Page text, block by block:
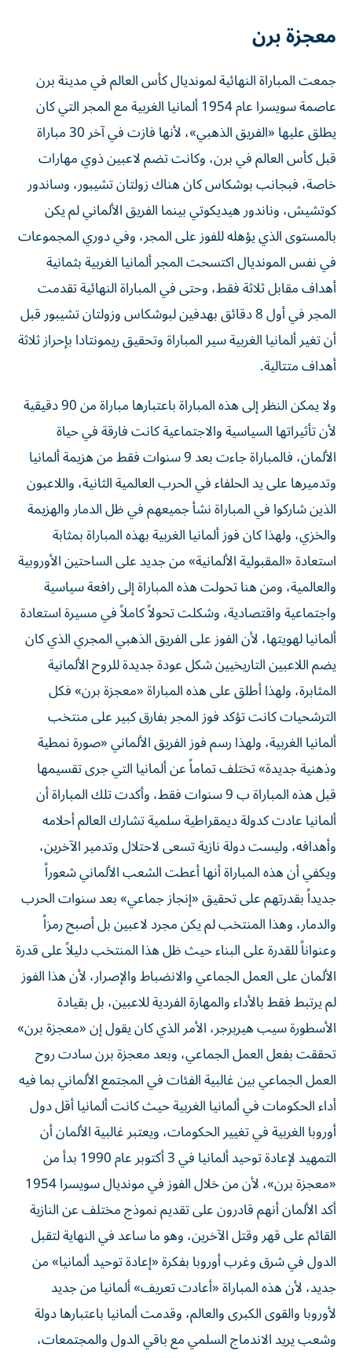
معجزة برن
جمعت المباراة النهائية لمونديال كأس العالم في مدينة برن
عاصمة سويسرا عام 1954 ألمانيا الغربية مع المجر التي كان
يطلق عليها «الفريق الذهبي»، لأنها فازت في آخر 30 مباراة
قبل كأس العالم في برن، وكانت تضم لاعبين ذوي مهارات
خاصة، فبجانب بوشكاس كان هناك زولتان تشيبور، وساندور
كوتشيش، وناندور هيديكوتي بينما الفريق الألماني لم يكن
بالمستوى الذي يؤهله للفوز على المجر، وفي دوري المجموعات
في نفس المونديال اكتسحت المجر ألمانيا الغربية بثمانية
أهداف مقابل ثلاثة فقط، وحتى في المباراة النهائية تقدمت
المجر في أول 8 دقائق بهدفين لبوشكاس وزولتان تشيبور قبل
أن تغير ألمانيا الغربية سير المباراة وتحقيق ريمونتادا بإحراز ثلاثة
أهداف متتالية.
ولا يمكن النظر إلى هذه المباراة باعتبارها مباراة من 90 دقيقية
لأن تأثيراتها السياسية والاجتماعية كانت فارقة في حياة
الألمان، فالمباراة جاءت بعد 9 سنوات فقط من هزيمة ألمانيا
وتدميرها على يد الحلفاء في الحرب العالمية الثانية، واللاعبون
الذين شاركوا في المباراة نشأ جميعهم في ظل الدمار والهزيمة
والخزي، ولهذا كان فوز ألمانيا الغربية بهذه المباراة بمثابة
استعادة «المقبولية الألمانية» من جديد على الساحتين الأوروبية
والعالمية، ومن هنا تحولت هذه المباراة إلى رافعة سياسية
واجتماعية واقتصادية، وشكلت تحولاً كاملاً في مسيرة استعادة
ألمانيا لهويتها، لأن الفوز على الفريق الذهبي المجري الذي كان
يضم اللاعبين التاريخيين شكل عودة جديدة للروح الألمانية
المثابرة، ولهذا أطلق على هذه المباراة «معجزة برن» فكل
الترشحيات كانت تؤكد فوز المجر بفارق كبير على منتخب
ألمانيا الغربية، ولهذا رسم فوز الفريق الألماني «صورة نمطية
وذهنية جديدة» تختلف تماماً عن ألمانيا التي جرى تقسيمها
قبل هذه المباراة ب 9 سنوات فقط، وأكدت تلك المباراة أن
ألمانيا عادت كدولة ديمقراطية سلمية تشارك العالم أحلامه
وأهدافه، وليست دولة نازية تسعى لاحتلال وتدمير الآخرين،
ويكفي أن هذه المباراة أنها أعطت الشعب الألماني شعوراً
جديداً بقدرتهم على تحقيق «إنجاز جماعي» بعد سنوات الحرب
والدمار، وهذا المنتخب لم يكن مجرد لاعبين بل أصبح رمزاً
وعنواناً للقدرة على البناء حيث ظل هذا المنتخب دليلاً على قدرة
الألمان على العمل الجماعي والانضباط والإصرار، لأن هذا الفوز
لم يرتبط فقط بالأداء والمهارة الفردية للاعبين، بل بقيادة
الأسطورة سيب هيربرجر، الأمر الذي كان يقول إن «معجزة برن»
تحققت بفعل العمل الجماعي، وبعد معجزة برن سادت روح
العمل الجماعي بين غالبية الفئات في المجتمع الألماني بما فيه
أداء الحكومات في ألمانيا الغربية حيث كانت ألمانيا أقل دول
أوروبا الغربية في تغيير الحكومات، ويعتبر غالبية الألمان أن
التمهيد لإعادة توحيد ألمانيا في 3 أكتوبر عام 1990 بدأ من
«معجزة برن»، لأن من خلال الفوز في مونديال سويسرا 1954
أكد الألمان أنهم قادرون على تقديم نموذج مختلف عن النازية
القائم على قهر وقتل الآخرين، وهو ما ساعد في النهاية لتقبل
الدول في شرق وغرب أوروبا بفكرة «إعادة توحيد ألمانيا» من
جديد، لأن هذه المباراة «أعادت تعريف» ألمانيا من جديد
لأوروبا والقوى الكبرى والعالم، وقدمت ألمانيا باعتبارها دولة
وشعب يريد الاندماج السلمي مع باقي الدول والمجتمعات،